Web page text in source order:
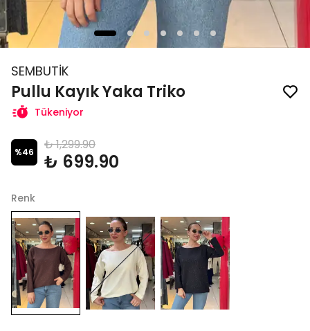
SEMBUTİK
Pullu Kayık Yaka Triko
Tükeniyor
%46 ₺ 1,299.90
₺ 699.90
Renk